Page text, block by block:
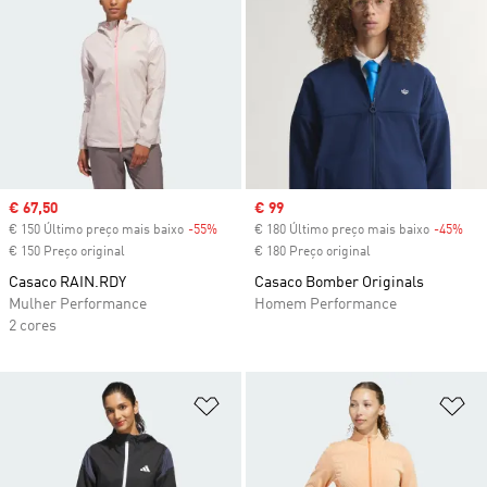
Sale price
€ 67,50
€ 150 Último preço mais baixo -55% Discount
€ 150 Preço original
Casaco RAIN.RDY
Mulher Performance
2 cores
Sale price
€ 99
€ 180 Último preço mais baixo -45%
€ 180 Preço original
Casaco Bomber Originals
Homem Performance
Adicionar à Lista de Desejos